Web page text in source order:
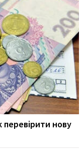
перевірити нову